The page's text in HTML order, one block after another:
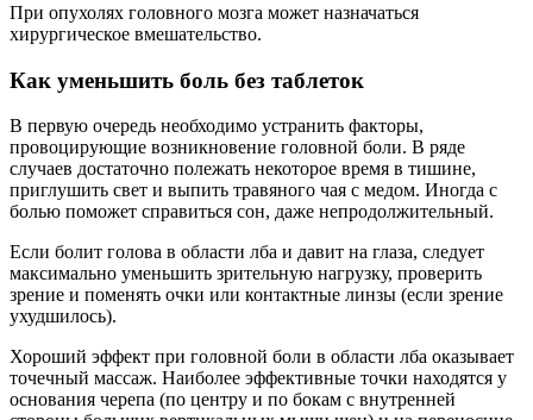
При опухолях головного мозга может назначаться
хирургическое вмешательство.
Как уменьшить боль без таблеток
В первую очередь необходимо устранить факторы,
провоцирующие возникновение головной боли. В ряде
случаев достаточно полежать некоторое время в тишине,
приглушить свет и выпить травяного чая с медом. Иногда с
болью поможет справиться сон, даже непродолжительный.
Если болит голова в области лба и давит на глаза, следует
максимально уменьшить зрительную нагрузку, проверить
зрение и поменять очки или контактные линзы (если зрение
ухудшилось).
Хороший эффект при головной боли в области лба оказывает
точечный массаж. Наиболее эффективные точки находятся у
основания черепа (по центру и по бокам с внутренней